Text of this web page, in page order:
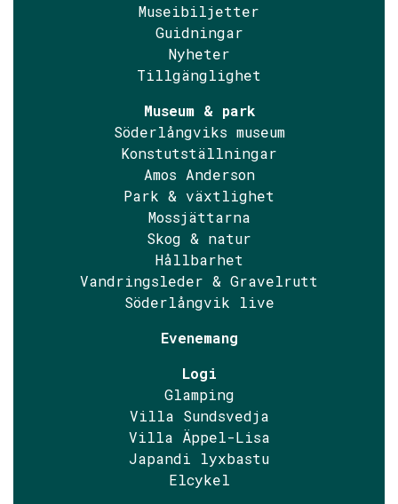
Museibiljetter
Guidningar
Nyheter
Tillgänglighet
Museum & park
Söderlångviks museum
Konstutställningar
Amos Anderson
Park & växtlighet
Mossjättarna
Skog & natur
Hållbarhet
Vandringsleder & Gravelrutt
Söderlångvik live
Evenemang
Logi
Glamping
Villa Sundsvedja
Villa Äppel-Lisa
Japandi lyxbastu
Elcykel